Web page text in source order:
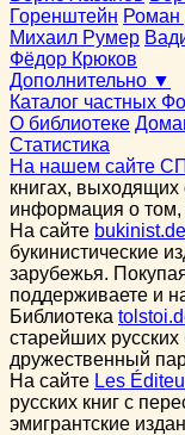
Горенштейн Роман
Михаил Румер
Фёдор Крюков
Дополнительно ▼
Каталог частных
О библиотеке
Статистика
На нашем сайте
книгах, выходящих
информация о том,
На сайте bukinist.de
букинистические
зарубежья.
поддерживаете и
Библиотека
старейших
дружественный
На сайте Les
русских книг с
эмигрантские